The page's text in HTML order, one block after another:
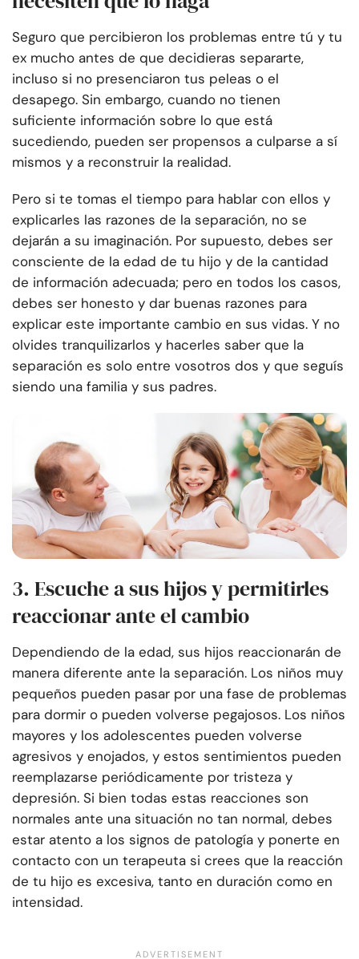
Seguro que percibieron los problemas entre tú y tu
ex mucho antes de que decidieras separarte,
incluso si no presenciaron tus peleas o el
desapego. Sin embargo, cuando no tienen
suficiente información sobre lo que está
sucediendo, pueden ser propensos a culparse a sí
mismos y a reconstruir la realidad.
Pero si te tomas el tiempo para hablar con ellos y
explicarles las razones de la separación, no se
dejarán a su imaginación. Por supuesto, debes ser
consciente de la edad de tu hijo y de la cantidad
de información adecuada; pero en todos los casos,
debes ser honesto y dar buenas razones para
explicar este importante cambio en sus vidas. Y no
olvides tranquilizarlos y hacerles saber que la
separación es solo entre vosotros dos y que seguís
siendo una familia y sus padres.
3. Escuche a sus hijosy permitirles
reaccionar ante el cambio
Dependiendo de la edad, sus hijos reaccionarán de
manera diferente ante la separación. Los niños muy
pequeños pueden pasar por una fase de problemas
para dormir o pueden volverse pegajosos. Los niños
mayores y los adolescentes pueden volverse
agresivos y enojados, y estos sentimientos pueden
reemplazarse periódicamente por tristeza y
depresión. Si bien todas estas reacciones son
normales ante una situación no tan normal, debes
estar atento a los signos de patología y ponerte en
contacto con un terapeuta si crees que la reacción
de tu hijo es excesiva, tanto en duración como en
intensidad.